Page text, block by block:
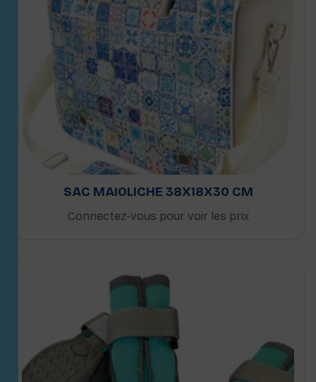
SAC MAIOLICHE 38X18X30 CM
Connectez-vous pour voir les prix